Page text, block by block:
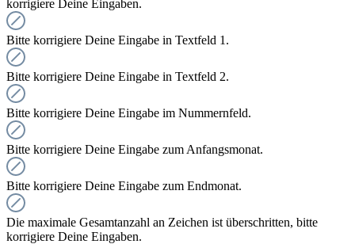
korrigiere Deine Eingaben.
Bitte korrigiere Deine Eingabe in Textfeld 1.
Bitte korrigiere Deine Eingabe in Textfeld 2.
Bitte korrigiere Deine Eingabe im Nummernfeld.
Bitte korrigiere Deine Eingabe zum Anfangsmonat.
Bitte korrigiere Deine Eingabe zum Endmonat.
Die maximale Gesamtanzahl an Zeichen ist überschritten, bitte
korrigiere Deine Eingaben.